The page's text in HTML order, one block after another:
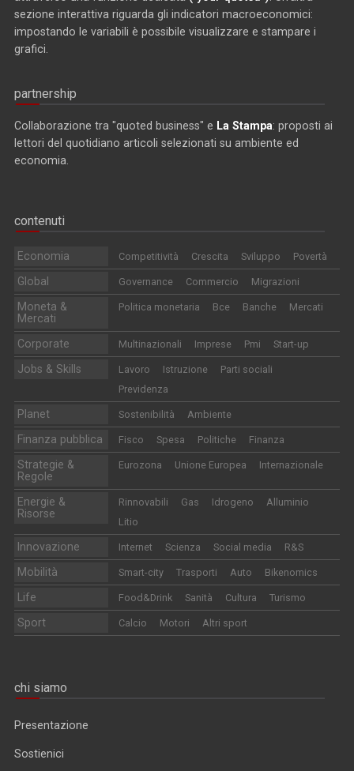
sezione interattiva riguarda gli indicatori macroeconomici:
impostando le variabili è possibile visualizzare e stampare i
grafici.
partnership
Collaborazione tra "quoted business" e La Stampa: proposti ai
lettori del quotidiano articoli selezionati su ambiente ed
economia.
contenuti
Economia Competitività Crescita Sviluppo Povertà
Global Governance Commercio Migrazioni
Moneta &
Mercati
Politica monetaria Bce Banche Mercati
Corporate Multinazionali Imprese Pmi Start-up
Jobs & Skills Lavoro Istruzione
Parti sociali
Previdenza
Planet Sostenibilità Ambiente
Finanza pubblica Fisco Spesa Politiche Finanza
Strategie &
Regole
Eurozona Unione Europea Internazionale
Energie &
Risorse
Rinnovabili Gas Idrogeno
Alluminio
Litio
Innovazione Internet Scienza Social media R&S
Mobilità Smart-city Trasporti Auto Bikenomics
Life Food&Drink Sanità Cultura Turismo
Sport Calcio Motori Altri sport
chi siamo
Presentazione
Sostienici